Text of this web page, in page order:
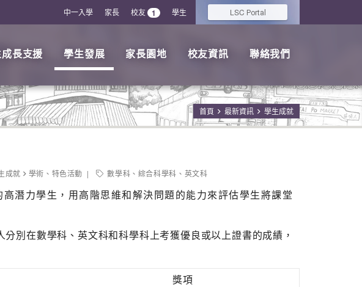
中一入學 家長 校友 1 學生 LSC Portal
長支援 學生發展 家長園地 校友資訊 聯絡我們
首頁 最新資訊 學生成就
成就 學術 、 特色活動 數學科 、 綜合科學科 、 英文科
潛力學生，用高階思維和解決問題的能力來評估學生將課堂
別在數學科、英文科和科學科上考獲優良或以上證書的成績，
獎項